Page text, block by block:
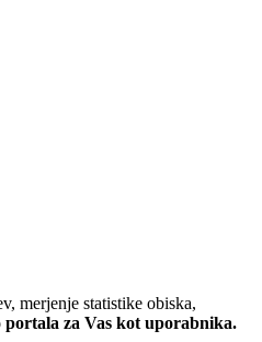
merjenje statistike obiska,
portala za Vas kot uporabnika.